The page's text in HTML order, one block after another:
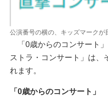
公演番号の横の、キッズマークが
「0歳からのコンサート
ストラ・コンサート」は、
れます。
「0歳からのコンサート」